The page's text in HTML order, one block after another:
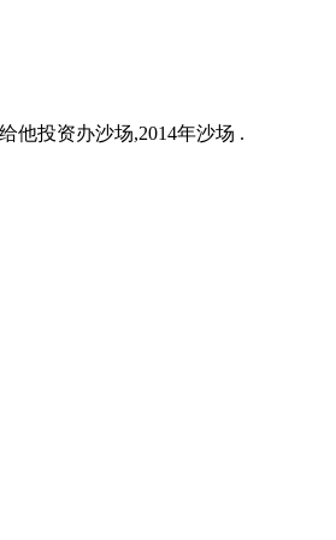
他投资办沙场,2014年沙场 .